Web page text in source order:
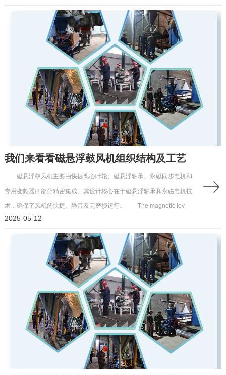
我们来看看磁悬浮鼓风机组织结构及工艺
磁悬浮鼓风机主要由快捷离心叶轮、磁悬浮轴承、永磁同步电机和
专用变频器四部分精密集成。其设计核心在于磁悬浮轴承和永磁电机技
术，确保了风机的快捷、静音及无磨损运行。 The magnetic lev
2025-05-12